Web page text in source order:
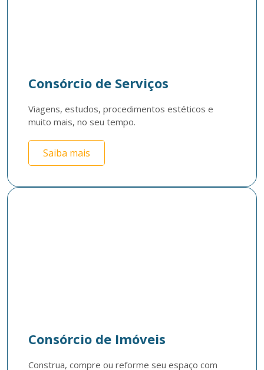
Consórcio de Serviços
Viagens, estudos, procedimentos estéticos e
muito mais, no seu tempo.
Saiba mais
Consórcio de Imóveis
Construa, compre ou reforme seu espaço com